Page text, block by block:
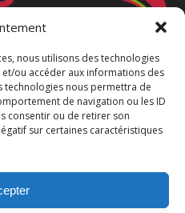
nous utilisons des technologies
ou accéder aux informations des
technologies nous permettra de
de navigation ou les ID
consentir ou de retirer son
sur certaines caractéristiques
PÉRIGORD